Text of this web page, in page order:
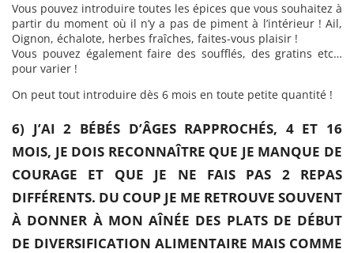
Vous pouvez introduire toutes les épices que vous souhaitez à
partir du moment où il n’y a pas de piment à l’intérieur ! Ail,
Oignon, échalote, herbes fraîches, faites-vous plaisir !
Vous pouvez également faire des soufflés, des gratins etc…
pour varier !
On peut tout introduire dès 6 mois en toute petite quantité !
6) J’AI 2 BÉBÉS D’ÂGES RAPPROCHÉS, 4 ET 16
MOIS, JE DOIS RECONNAÎTRE QUE JE MANQUE DE
COURAGE ET QUE JE NE FAIS PAS 2 REPAS
DIFFÉRENTS. DU COUP JE ME RETROUVE SOUVENT
À DONNER À MON AÎNÉE DES PLATS DE DÉBUT
DE DIVERSIFICATION ALIMENTAIRE MAIS COMME